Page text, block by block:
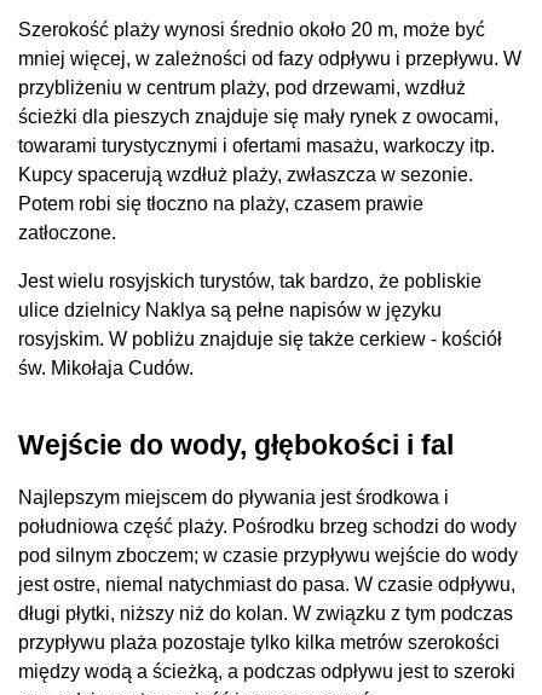
Szerokość plaży wynosi średnio około 20 m, może być
mniej więcej, w zależności od fazy odpływu i przepływu. W
przybliżeniu w centrum plaży, pod drzewami, wzdłuż
ścieżki dla pieszych znajduje się mały rynek z owocami,
towarami turystycznymi i ofertami masażu, warkoczy itp.
Kupcy spacerują wzdłuż plaży, zwłaszcza w sezonie.
Potem robi się tłoczno na plaży, czasem prawie
zatłoczone.
Jest wielu rosyjskich turystów, tak bardzo, że pobliskie
ulice dzielnicy Naklya są pełne napisów w języku
rosyjskim. W pobliżu znajduje się także cerkiew - kościół
św. Mikołaja Cudów.
Wejście do wody, głębokości i fal
Najlepszym miejscem do pływania jest środkowa i
południowa część plaży. Pośrodku brzeg schodzi do wody
pod silnym zboczem; w czasie przypływu wejście do wody
jest ostre, niemal natychmiast do pasa. W czasie odpływu,
długi płytki, niższy niż do kolan. W związku z tym podczas
przypływu plaża pozostaje tylko kilka metrów szerokości
między wodą a ścieżką, a podczas odpływu jest to szeroki